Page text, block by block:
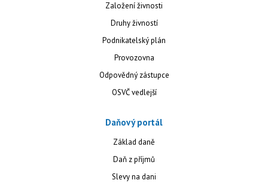
Založení živnosti
Druhy živností
Podnikatelský plán
Provozovna
Odpovědný zástupce
OSVČ vedlejší
Daňový portál
Základ daně
Daň z příjmů
Slevy na dani